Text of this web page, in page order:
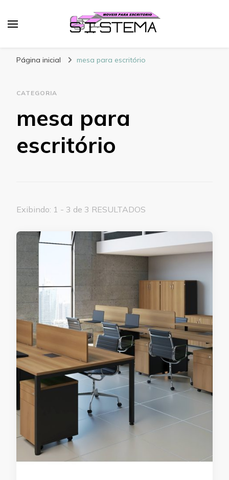
Página inicial mesa para escritório
CATEGORIA
mesa para
escritório
Exibindo: 1 - 3 de 3 RESULTADOS